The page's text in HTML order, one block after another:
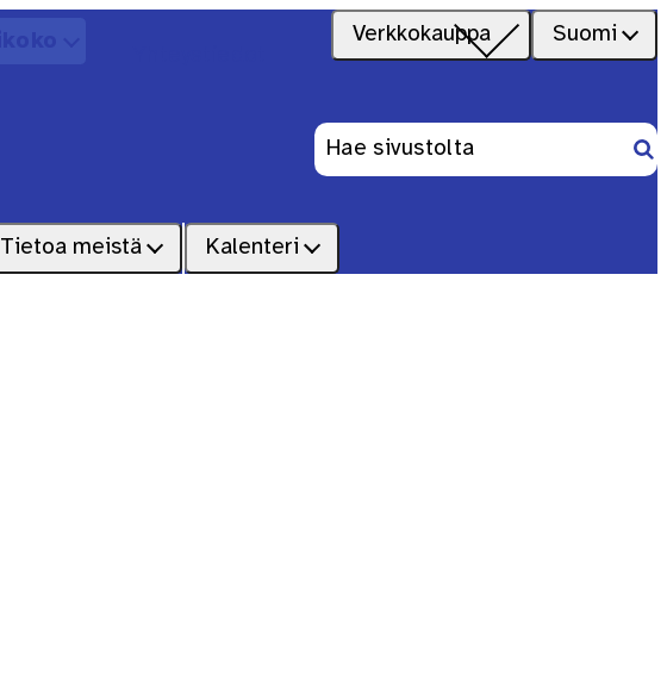
Verkkokauppa Suomi
Tietoa meistä Kalenteri
Haku: